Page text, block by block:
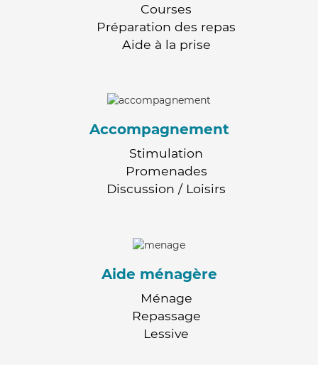
Courses
Préparation des repas
Aide à la prise
Accompagnement
Stimulation
Promenades
Discussion / Loisirs
Aide ménagère
Ménage
Repassage
Lessive